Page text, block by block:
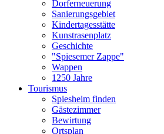
Dorferneuerung
Sanierungsgebiet
Kindertagesstätte
Kunstrasenplatz
Geschichte
"Spiesemer Zappe"
Wappen
1250 Jahre
Tourismus
Spiesheim finden
Gästezimmer
Bewirtung
Ortsplan